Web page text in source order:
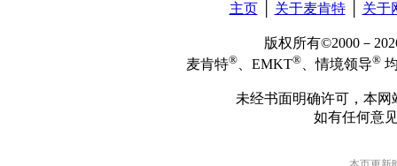
主页│ 关于麦肯特│ 关于
版权所有©2000－
麦肯特® 、EMKT® 、情境领导®
未经书面明确许可，本
如有任何意